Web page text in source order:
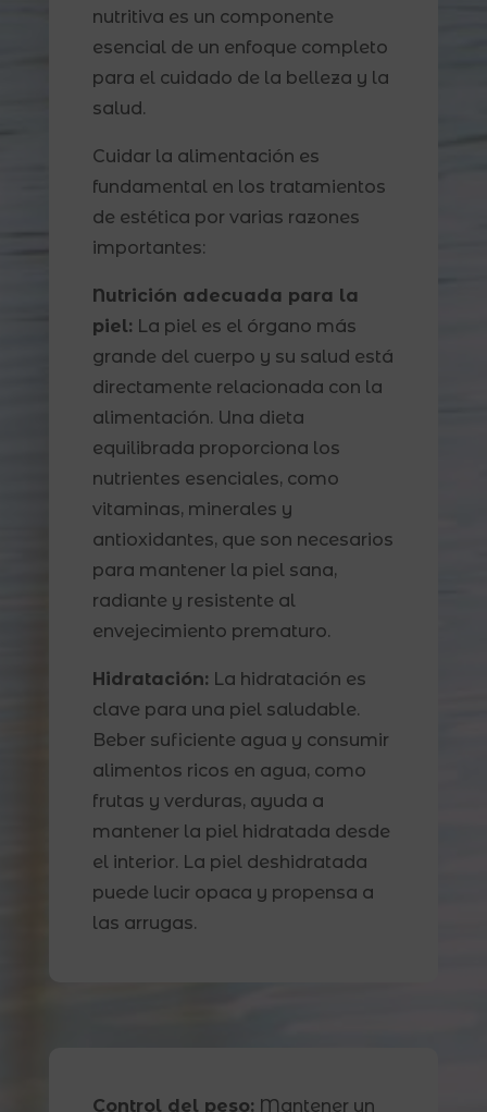
nutritiva es un componente
esencial de un enfoque completo
para el cuidado de la belleza y la
salud.
Cuidar la alimentación es
fundamental en los tratamientos
de estética por varias razones
importantes:
Nutrición adecuada para la
piel: La piel es el órgano más
grande del cuerpo y su salud está
directamente relacionada con la
alimentación. Una dieta
equilibrada proporciona los
nutrientes esenciales, como
vitaminas, minerales y
antioxidantes, que son necesarios
para mantener la piel sana,
radiante y resistente al
envejecimiento prematuro.
Hidratación: La hidratación es
clave para una piel saludable.
Beber suficiente agua y consumir
alimentos ricos en agua, como
frutas y verduras, ayuda a
mantener la piel hidratada desde
el interior. La piel deshidratada
puede lucir opaca y propensa a
las arrugas.
Control del peso: Mantener un